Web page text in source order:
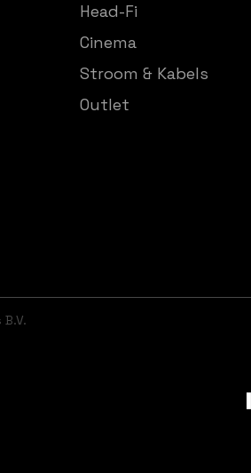
Head-Fi
Cinema
Stroom & Kabels
Outlet